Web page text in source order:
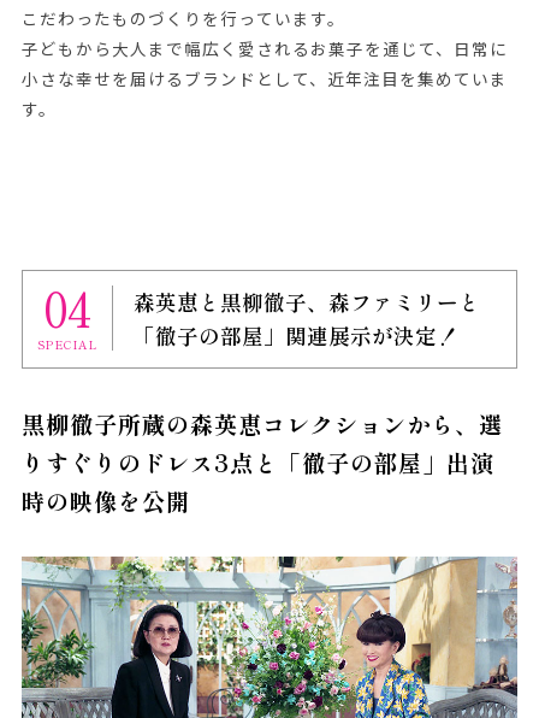
こだわったものづくりを行っています。
子どもから大人まで幅広く愛されるお菓子を通じて、日常に
小さな幸せを届けるブランドとして、近年注目を集めていま
す。
04
SPECIAL
森英恵と黒柳徹子、森ファミリーと
「徹子の部屋」関連展示が決定！
黒柳徹子所蔵の森英恵コレクションから、選
りすぐりのドレス3点と「徹子の部屋」出演
時の映像を公開